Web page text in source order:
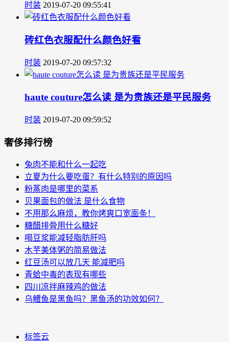
时装 2019-07-20 09:55:41
砖红色衣服配什么颜色好看
时装 2019-07-20 09:57:32
haute couture怎么读 是为贵族还是平民服务
时装 2019-07-20 09:59:52
奢侈排行榜
兔肉不能和什么一起吃
立夏为什么要吃蛋？有什么特别的原因吗
粉蒸肉是哪里的菜系
贝果面包的做法 是什么食物
不用那么麻烦，教你烤爽口宽面条！
糖醋排骨用什么糖好
喝豆浆能减轻脂肪肝吗
木芋美体粥的简易做法
红豆汤可以放几天 能减肥吗
青蛤中毒的表现有哪些
四川凉拌麻辣鸡的做法
乌鳢鱼是黑鱼吗？黑鱼汤的功效如何？
标签云